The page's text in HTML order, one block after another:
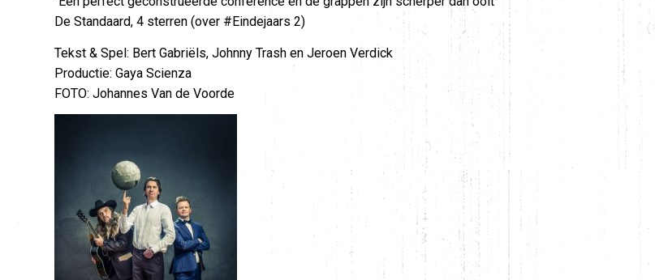
De Standaard, 4 sterren (over #Eindejaars 2)
Tekst & Spel: Bert Gabriëls, Johnny Trash en Jeroen Verdick
Productie: Gaya Scienza
FOTO: Johannes Van de Voorde